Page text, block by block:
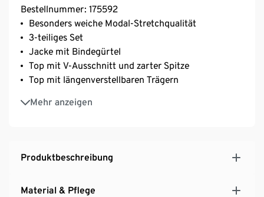
Bestellnummer: 175592
Besonders weiche Modal-Stretchqualität
3-teiliges Set
Jacke mit Bindegürtel
Top mit V-Ausschnitt und zarter Spitze
Top mit längenverstellbaren Trägern
Mehr anzeigen
Hose mit elastischem Bund
Mit hochwertigem Markenelasthan für
Produktbeschreibung
Material & Pflege